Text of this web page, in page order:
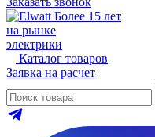
Более 15 лет
на рынке
электрики
Каталог товаров
Заявка на расчет